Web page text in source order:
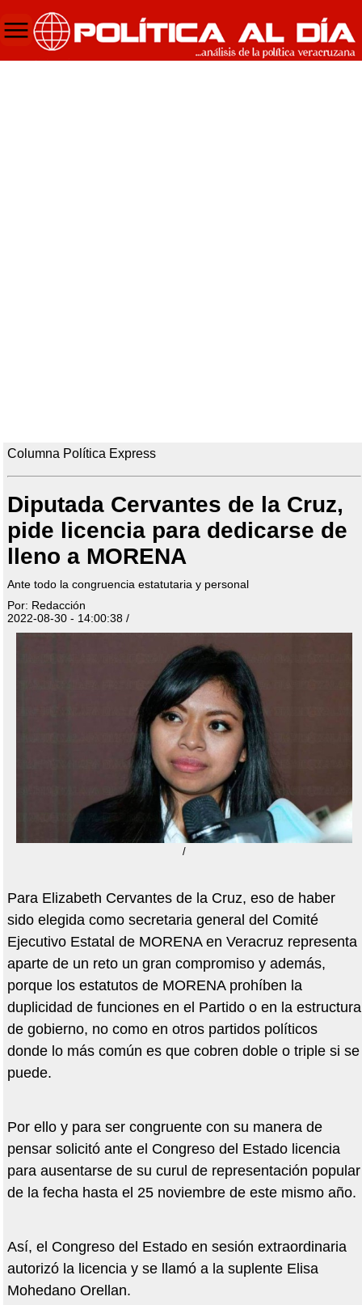
Columna Política Express
Diputada Cervantes de la Cruz,
pide licencia para dedicarse de
lleno a MORENA
Ante todo la congruencia estatutaria y personal
Por: Redacción
2022-08-30 - 14:00:38 /
/
Para Elizabeth Cervantes de la Cruz, eso de haber
sido elegida como secretaria general del Comité
Ejecutivo Estatal de MORENA en Veracruz representa
aparte de un reto un gran compromiso y además,
porque los estatutos de MORENA prohíben la
duplicidad de funciones en el Partido o en la estructura
de gobierno, no como en otros partidos políticos
donde lo más común es que cobren doble o triple si se
puede.
Por ello y para ser congruente con su manera de
pensar solicitó ante el Congreso del Estado licencia
para ausentarse de su curul de representación popular
de la fecha hasta el 25 noviembre de este mismo año.
Así, el Congreso del Estado en sesión extraordinaria
autorizó la licencia y se llamó a la suplente Elisa
Mohedano Orellan.